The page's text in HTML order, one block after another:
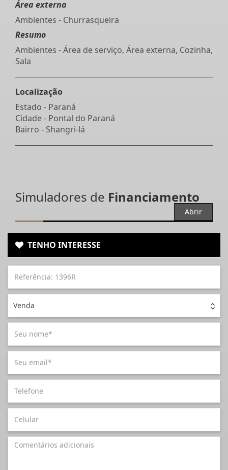
Área externa
Ambientes - Churrasqueira
Resumo
Ambientes - Área de serviço, Área externa, Cozinha,
Sala
Localização
Estado - Paraná
Cidade - Pontal do Paraná
Bairro - Shangri-lá
Simuladores de Financiamento
Abrir
TENHO INTERESSE
Venda